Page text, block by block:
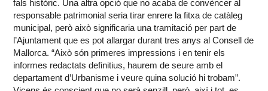
fals històric. Una altra opció que no acaba de convèncer al
responsable patrimonial seria tirar enrere la fitxa de catàleg
municipal, però això significaria una tramitació per part de
l’Ajuntament que es pot allargar durant tres anys al Consell de
Mallorca. “Això són primeres impressions i en tenir els
informes redactats definitius, haurem de seure amb el
departament d’Urbanisme i veure quina solució hi trobam”.